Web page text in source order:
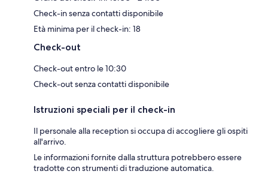
Check-in senza contatti disponibile
Età minima per il check-in: 18
Check-out
Check-out entro le 10:30
Check-out senza contatti disponibile
Istruzioni speciali per il check-in
Il personale alla reception si occupa di accogliere gli ospiti
all'arrivo.
Le informazioni fornite dalla struttura potrebbero essere
tradotte con strumenti di traduzione automatica.